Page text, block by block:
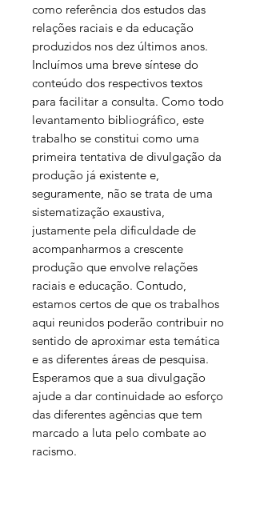
como referência dos estudos das
relações raciais e da educação
produzidos nos dez últimos anos.
Incluímos uma breve síntese do
conteúdo dos respectivos textos
para facilitar a consulta. Como todo
levantamento bibliográfico, este
trabalho se constitui como uma
primeira tentativa de divulgação da
produção já existente e,
seguramente, não se trata de uma
sistematização exaustiva,
justamente pela dificuldade de
acompanharmos a crescente
produção que envolve relações
raciais e educação. Contudo,
estamos certos de que os trabalhos
aqui reunidos poderão contribuir no
sentido de aproximar esta temática
e as diferentes áreas de pesquisa.
Esperamos que a sua divulgação
ajude a dar continuidade ao esforço
das diferentes agências que tem
marcado a luta pelo combate ao
racismo.